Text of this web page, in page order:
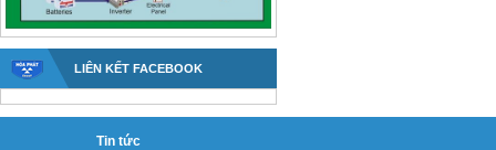
LIÊN KẾT FACEBOOK
Tin tức